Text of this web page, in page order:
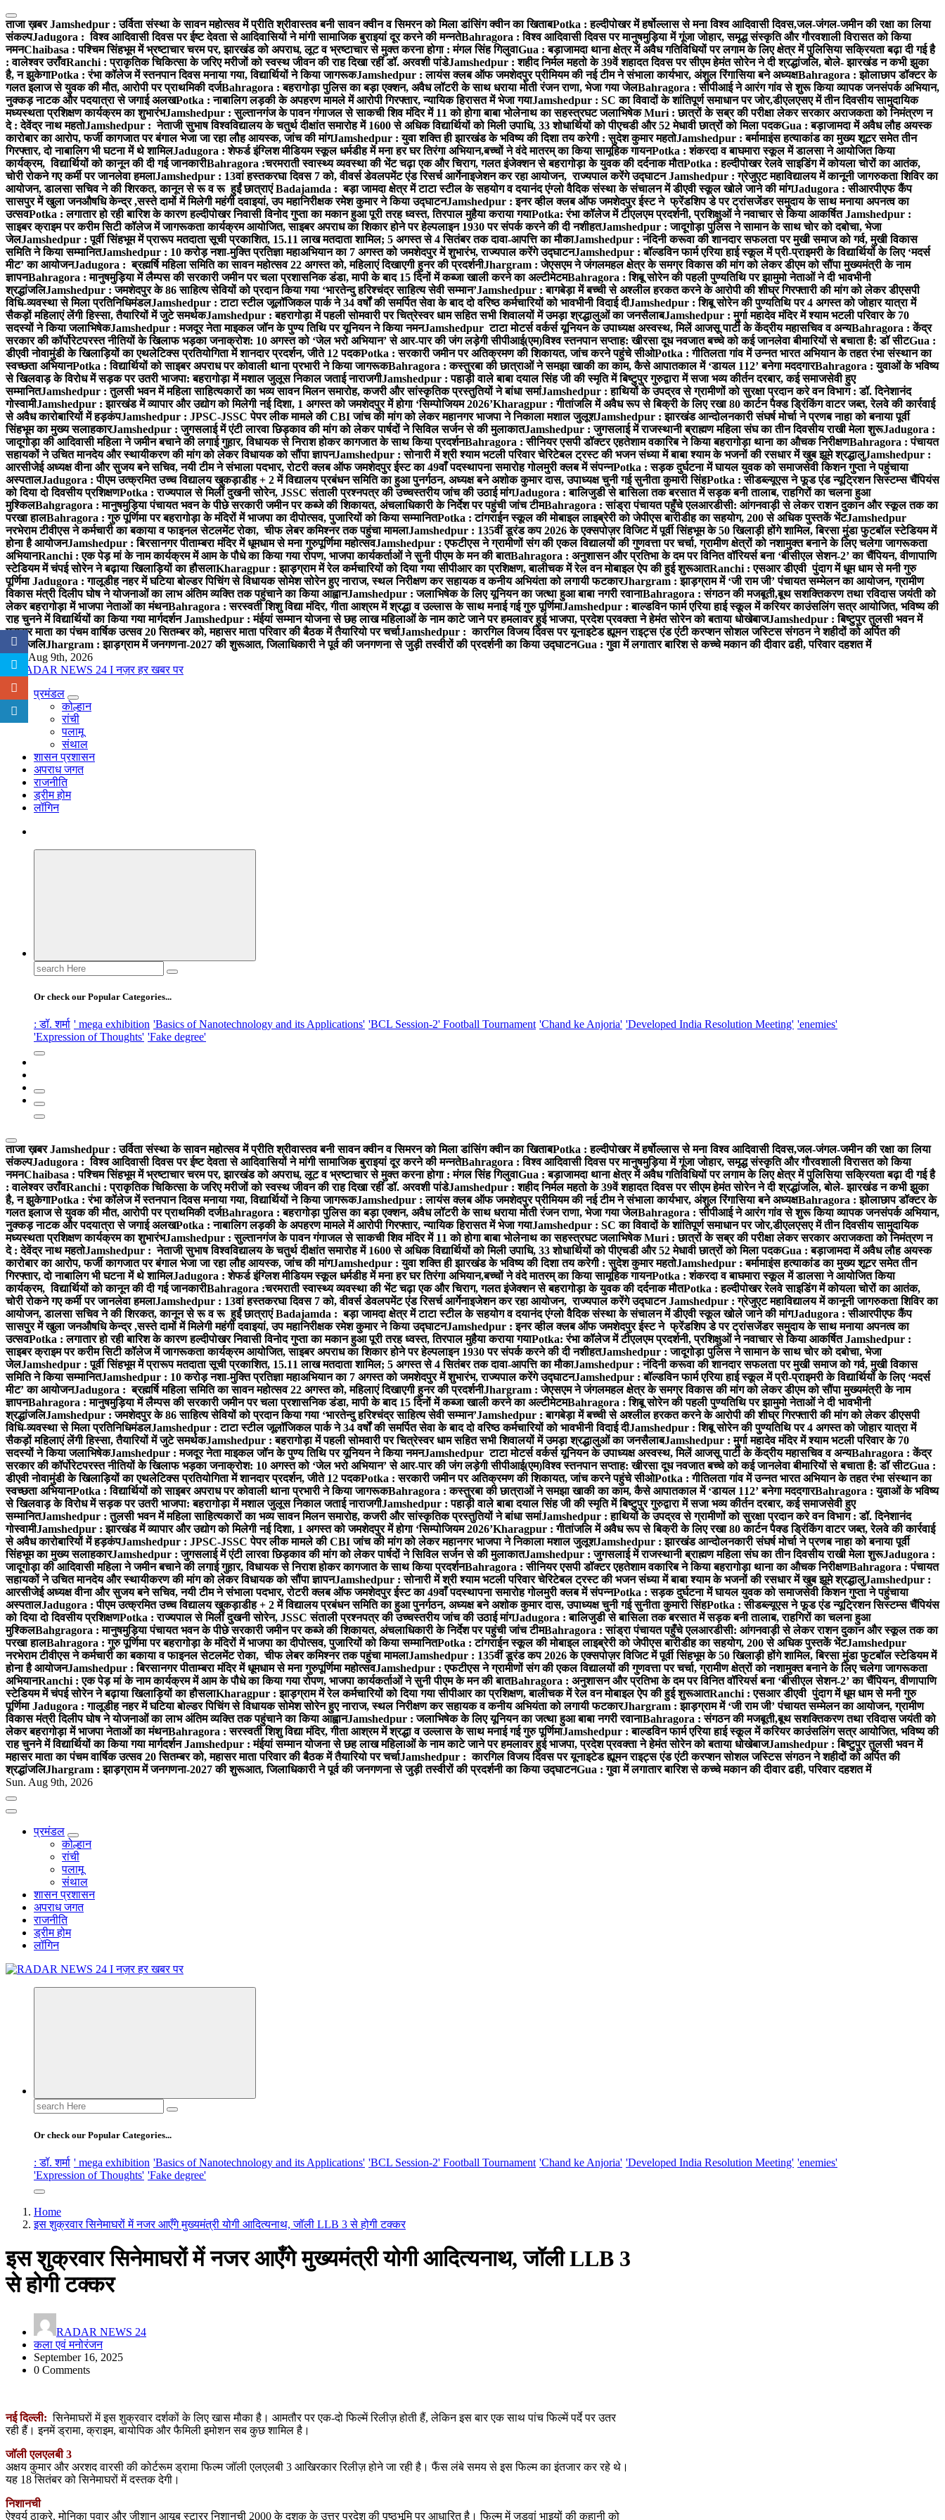
Skip
to
content
ताजा ख़बरJamshedpur : उर्विता संस्था के सावन महोत्सव में प्रीति श्रीवास्तव बनी सावन क्वीन व सिमरन को मिला डांसिंग क्वीन का खिताबPotka : हल्दीपोखर में हर्षोल्लास से मना विश्व आदिवासी दिवस,जल-जंगल-जमीन की रक्षा का लिया
संकल्पJadugora : विश्व आदिवासी दिवस पर ईष्ट देवता से आदिवासियों ने मांगी सामाजिक बुराइयां दूर करने की मन्नतेBahragora : विश्व आदिवासी दिवस पर मानुषमुड़िया में गूंजा जोहार, समृद्ध संस्कृति और गौरवशाली विरासत को किया
नमनChaibasa : पश्चिम सिंहभूम में भ्रष्टाचार चरम पर, झारखंड को अपराध, लूट व भ्रष्टाचार से मुक्त करना होगा : मंगल सिंह गिलुवाGua : बड़ाजामदा थाना क्षेत्र में अवैध गतिविधियों पर लगाम के लिए क्षेत्र में पुलिसिया सक्रियता बढ़ा दी गई है
: वालेश्वर उराँवRanchi : प्राकृतिक चिकित्सा के जरिए मरीजों को स्वस्थ जीवन की राह दिखा रहीं डॉ. अरवशी पांडेJamshedpur : शहीद निर्मल महतो के 39वें शहादत दिवस पर सीएम हेमंत सोरेन ने दी श्रद्धांजलि, बोले- झारखंड न कभी झुका
है, न झुकेगाPotka : रंभा कॉलेज में स्तनपान दिवस मनाया गया, विद्यार्थियों ने किया जागरूकJamshedpur : लायंस क्लब ऑफ जमशेदपुर प्रीमियम की नई टीम ने संभाला कार्यभार, अंशुल रिंगासिया बने अध्यक्षBahragora : झोलाछाप डॉक्टर के
गलत इलाज से युवक की मौत, आरोपी पर प्राथमिकी दर्जBahragora : बहरागोड़ा पुलिस का बड़ा एक्शन, अवैध लॉटरी के साथ धराया मोती रंजन राणा, भेजा गया जेलBahragora : सीपीआई ने आरंग गांव से शुरू किया व्यापक जनसंपर्क अभियान,
नुक्कड़ नाटक और पदयात्रा से जगाई अलखPotka : नाबालिग लड़की के अपहरण मामले में आरोपी गिरफ्तार, न्यायिक हिरासत में भेजा गयाJamshedpur : SC का विवादों के शांतिपूर्ण समाधान पर जोर,डीएलएसए में तीन दिवसीय सामुदायिक
मध्यस्थता प्रशिक्षण कार्यक्रम का शुभारंभJamshedpur : सुल्तानगंज के पावन गंगाजल से साकची शिव मंदिर में 11 को होगा बाबा भोलेनाथ का सहस्त्रघट जलाभिषेकMuri : छात्रों के सब्र की परीक्षा लेकर सरकार अराजकता को निमंत्रण न
दे : देवेंद्र नाथ महतोJamshedpur : नेताजी सुभाष विश्वविद्यालय के चतुर्थ दीक्षांत समारोह में 1600 से अधिक विद्यार्थियों को मिली उपाधि, 33 शोधार्थियों को पीएचडी और 52 मेधावी छात्रों को मिला पदकGua : बड़ाजामदा में अवैध लौह अयस्क
कारोबार का आरोप, फर्जी कागजात पर बंगाल भेजा जा रहा लौह आयस्क, जांच की मांगJamshedpur : युवा शक्ति ही झारखंड के भविष्य की दिशा तय करेगी : सुदेश कुमार महतोJamshedpur : बर्मामाइंस हत्याकांड का मुख्य शूटर समेत तीन
गिरफ्तार, दो नाबालिग भी घटना में थे शामिलJadugora : शेफर्ड इंग्लिश मीडियम स्कूल धर्मडीह में मना हर घर तिरंगा अभियान,बच्चों ने वंदे मातरम् का किया सामूहिक गायनPotka : शंकरदा व बाघमारा स्कूल में डालसा ने आयोजित किया
कार्यक्रम, विद्यार्थियों को कानून की दी गई जानकारीBahragora :चरमराती स्वास्थ्य व्यवस्था की भेंट चढ़ा एक और चिराग, गलत इंजेक्शन से बहरागोड़ा के युवक की दर्दनाक मौतPotka : हल्दीपोखर रेलवे साइडिंग में कोयला चोरों का आतंक,
चोरी रोकने गए कर्मी पर जानलेवा हमलाJamshedpur : 13वां हस्तकरघा दिवस 7 को, वीवर्स डेवलपमेंट एंड रिसर्च आर्गेनाइजेशन कर रहा आयोजन, राज्यपाल करेंगे उद्घाटनJamshedpur : ग्रेजुएट महाविद्यालय में कानूनी जागरुकता शिविर का
आयोजन, डालसा सचिव ने की शिरकत, कानून से रू व रू हुईं छात्राएंBadajamda : बड़ा जामदा क्षेत्र में टाटा स्टील के सहयोग व दयानंद एंग्लो वैदिक संस्था के संचालन में डीएवी स्कूल खोले जाने की मांगJadugora : सीआरपीएफ कैंप
सासपुर में खुला जनऔषधि केन्द्र ,सस्ते दामों में मिलेगी महंगी दवाइयां, उप महानिरीक्षक रमेश कुमार ने किया उद्घाटनJamshedpur : इनर व्हील क्लब ऑफ जमशेदपुर ईस्ट ने फ्रेंडशिप डे पर ट्रांसजेंडर समुदाय के साथ मनाया अपनत्व का
उत्सवPotka : लगातार हो रही बारिश के कारण हल्दीपोखर निवासी विनोद गुप्ता का मकान हुआ पूरी तरह ध्वस्त, तिरपाल मुहैया कराया गयाPotka: रंभा कॉलेज में टीएलएम प्रदर्शनी, प्रशिक्षुओं ने नवाचार से किया आकर्षितJamshedpur :
साइबर क्राइम पर करीम सिटी कॉलेज में जागरूकता कार्यक्रम आयोजित, साइबर अपराध का शिकार होने पर हेल्पलाइन 1930 पर संपर्क करने की दी नशीहतJamshedpur : जादूगोड़ा पुलिस ने सामान के साथ चोर को दबोचा, भेजा
जेलJamshedpur : पूर्वी सिंहभूम में प्रारूप मतदाता सूची प्रकाशित, 15.11 लाख मतदाता शामिल; 5 अगस्त से 4 सितंबर तक दावा-आपत्ति का मौकाJamshedpur : नंदिनी करूवा की शानदार सफलता पर मुखी समाज को गर्व, मुखी विकास
समिति ने किया सम्मानितJamshedpur : 10 करोड़ नशा-मुक्ति प्रतिज्ञा महाअभियान का 7 अगस्त को जमशेदपुर में शुभारंभ, राज्यपाल करेंगे उद्घाटनJamshedpur : बॉल्डविन फार्म एरिया हाई स्कूल में प्री-प्राइमरी के विद्यार्थियों के लिए ‘मदर्स
मीट’ का आयोजनJadugora : ब्रह्मर्षि महिला समिति का सावन महोत्सव 22 अगस्त को, महिलाएं दिखाएगी हुनर की प्रदर्शनीJhargram : जेएसएम ने जंगलमहल क्षेत्र के समग्र विकास की मांग को लेकर डीएम को सौंपा मुख्यमंत्री के नाम
ज्ञापनBahragora : मानुषमुड़िया में लैम्पस की सरकारी जमीन पर चला प्रशासनिक डंडा, मापी के बाद 15 दिनों में कब्जा खाली करने का अल्टीमेटमBahragora : शिबू सोरेन की पहली पुण्यतिथि पर झामुमो नेताओं ने दी भावभीनी
श्रद्धांजलिJamshedpur : जमशेदपुर के 86 साहित्य सेवियों को प्रदान किया गया ‘भारतेन्दु हरिश्चंद्र साहित्य सेवी सम्मान’Jamshedpur : बागबेड़ा में बच्ची से अश्लील हरकत करने के आरोपी की शीघ्र गिरफ्तारी की मांग को लेकर डीएसपी
विधि-व्यवस्था से मिला प्रतिनिधिमंडलJamshedpur : टाटा स्टील जूलॉजिकल पार्क ने 34 वर्षों की समर्पित सेवा के बाद दो वरिष्ठ कर्मचारियों को भावभीनी विदाई दीJamshedpur : शिबू सोरेन की पुण्यतिथि पर 4 अगस्त को जोहार यात्रा में
सैकड़ों महिलाएं लेंगी हिस्सा, तैयारियों में जुटे समर्थकJamshedpur : बहरागोड़ा में पहली सोमवारी पर चित्रेस्वर धाम सहित सभी शिवालयों में उमड़ा श्रद्धालुओं का जनसैलाबJamshedpur : मुर्गा महादेव मंदिर में श्याम भटली परिवार के 70
सदस्यों ने किया जलाभिषेकJamshedpur : मजदूर नेता माइकल जॉन के पुण्य तिथि पर यूनियन ने किया नमनJamshedpur टाटा मोटर्स वर्कर्स यूनियन के उपाध्यक्ष अस्वस्थ, मिलें आजसू पार्टी के केंद्रीय महासचिव व अन्यBahragora : केंद्र
सरकार की कॉर्पोरेटपरस्त नीतियों के खिलाफ भड़का जनाक्रोश: 10 अगस्त को ‘जेल भरो अभियान’ से आर-पार की जंग लड़ेगी सीपीआई(एम)विश्व स्तनपान सप्ताह: खीरसा दूध नवजात बच्चे को कई जानलेवा बीमारियों से बचाता है: डॉ सीटGua :
डीएवी नोवामुंडी के खिलाड़ियों का एथलेटिक्स प्रतियोगिता में शानदार प्रदर्शन, जीते 12 पदकPotka : सरकारी जमीन पर अतिक्रमण की शिकायत, जांच करने पहुंचे सीओPotka : गीतिलता गांव में उन्नत भारत अभियान के तहत रंभा संस्थान का
स्वच्छता अभियानPotka : विद्यार्थियों को साइबर अपराध पर कोवाली थाना प्रभारी ने किया जागरूकBahragora : कस्तुरबा की छात्राओं ने समझा खाकी का काम, कैसे आपातकाल में ‘डायल 112’ बनेगा मददगारBahragora : युवाओं के भविष्य
से खिलवाड़ के विरोध में सड़क पर उतरी भाजपा: बहरागोड़ा में मशाल जुलूस निकाल जताई नाराजगीJamshedpur : पहाड़ी वाले बाबा दयाल सिंह जी की स्मृति में बिष्टुपुर गुरुद्वारा में सजा भव्य कीर्तन दरबार, कई समाजसेवी हुए
सम्मानितJamshedpur : तुलसी भवन में महिला साहित्यकारों का भव्य सावन मिलन समारोह, कजरी और सांस्कृतिक प्रस्तुतियों ने बांधा समांJamshedpur : हाथियों के उपद्रव से ग्रामीणों को सुरक्षा प्रदान करे वन विभाग : डॉ. दिनेशानंद
गोस्वामीJamshedpur : झारखंड में व्यापार और उद्योग को मिलेगी नई दिशा, 1 अगस्त को जमशेदपुर में होगा ‘सिम्पोजियम 2026’Kharagpur : गीतांजलि में अवैध रूप से बिक्री के लिए रखा 80 कार्टन पैक्ड ड्रिंकिंग वाटर जब्त, रेलवे की कार्रवाई
से अवैध कारोबारियों में हड़कंपJamshedpur : JPSC-JSSC पेपर लीक मामले की CBI जांच की मांग को लेकर महानगर भाजपा ने निकाला मशाल जुलूशJamshedpur : झारखंड आन्दोलनकारी संघर्ष मोर्चा ने प्रणब नाहा को बनाया पूर्वी
सिंहभूम का मुख्य सलाहकारJamshedpur : जुगसलाई में एंटी लारवा छिड़काव की मांग को लेकर पार्षदों ने सिविल सर्जन से की मुलाकातJamshedpur : जुगसलाई में राजस्थानी ब्राह्मण महिला संघ का तीन दिवसीय राखी मेला शुरूJadugora :
जादूगोड़ा की आदिवासी महिला ने जमीन बचाने की लगाई गुहार, विधायक से निराश होकर कागजात के साथ किया प्रदर्शनBahragora : सीनियर एसपी डॉक्टर एहतेशाम वकारिब ने किया बहरागोड़ा थाना का औचक निरीक्षणBahragora : पंचायत
सहायकों ने उचित मानदेय और स्थायीकरण की मांग को लेकर विधायक को सौंपा ज्ञापनJamshedpur : सोनारी में श्री श्याम भटली परिवार चेरिटेबल ट्रस्ट की भजन संध्या में बाबा श्याम के भजनों की रसधार में खुब झूमे श्रद्धालुJamshedpur :
आरसीजेई अध्यक्ष वीना और सुजय बने सचिव, नयी टीम ने संभाला पदभार, रोटरी क्लब ऑफ जमशेदपुर ईस्ट का 49वाँ पदस्थापना समारोह गोलमुरी क्लब में संपन्नPotka : सड़क दुर्घटना में घायल युवक को समाजसेवी किशन गुप्ता ने पहुंचाया
अस्पतालJadugora : पीएम उत्क्रमित उच्च विद्यालय खुकड़ाडीह + 2 में विद्यालय प्रबंधन समिति का हुआ पुनर्गठन, अध्यक्ष बने अशोक कुमार दास, उपाध्यक्ष चुनी गई सुनीता कुमारी सिंहPotka : सीडब्ल्यूएस ने फूड एंड न्यूट्रिशन सिस्टम्स चैंपियंस
को दिया दो दिवसीय प्रशिक्षणPotka : राज्यपाल से मिलीं दुखनी सोरेन, JSSC संताली प्रश्नपत्र की उच्चस्तरीय जांच की उठाई मांगJadugora : बालिजुडी से बासिला तक बरसात में सड़क बनी तालाब, राहगिरों का चलना हुआ
मुश्किलBahgragora : मानुषमुड़िया पंचायत भवन के पीछे सरकारी जमीन पर कब्जे की शिकायत, अंचलाधिकारी के निर्देश पर पहुंची जांच टीमBahragora : सांड्रा पंचायत पहुँचे एलआरडीसी: आंगनवाड़ी से लेकर राशन दुकान और स्कूल तक का
परखा हालBahragora : गुरु पूर्णिमा पर बहरागोड़ा के मंदिरों में भाजपा का दीपोत्सव, पुजारियों को किया सम्मानितPotka : टांगराईन स्कूल की मोबाइल लाइब्रेरी को जेपीएस बारीडीह का सहयोग, 200 से अधिक पुस्तकें भेंटJamshedpur
नरभेराम टीवीएस ने कर्मचारी का बकाया व फाइनल सेटलमेंट रोका, चीफ लेबर कमिश्नर तक पहुंचा मामलाJamshedpur : 135वीं डूरंड कप 2026 के एक्सपोज़र विजिट में पूर्वी सिंहभूम के 50 खिलाड़ी होंगे शामिल, बिरसा मुंडा फुटबॉल स्टेडियम में
होना है आयोजनJamshedpur : बिरसानगर पीताम्बरा मंदिर में धूमधाम से मना गुरुपूर्णिमा महोत्सवJamshedpur : एफटीएस ने ग्रामीणों संग की एकल विद्यालयों की गुणवत्ता पर चर्चा, ग्रामीण क्षेत्रों को नशामुक्त बनाने के लिए चलेगा जागरूकता
अभियानRanchi : एक पेड़ मां के नाम कार्यक्रम में आम के पौधे का किया गया रोपण, भाजपा कार्यकर्ताओं ने सुनी पीएम के मन की बातBahragora : अनुशासन और प्रतिभा के दम पर विनित वॉरियर्स बना ‘बीसीएल सेशन-2’ का चैंपियन, वीणापाणि
स्टेडियम में चंपई सोरेन ने बढ़ाया खिलाड़ियों का हौसलाKharagpur : झाड़ग्राम में रेल कर्मचारियों को दिया गया सीपीआर का प्रशिक्षण, बालीचक में रेल वन मोबाइल ऐप की हुई शुरूआतRanchi : एसआर डीएवी पुंदाग में धूम धाम से मनी गुरु
पूर्णिमाJadugora : गालूडीह नहर में घटिया बोल्डर पिचिंग से विधायक सोमेश सोरेन हुए नाराज, स्थल निरीक्षण कर सहायक व कनीय अभियंता को लगायी फटकारJhargram : झाड़ग्राम में ‘जी राम जी’ पंचायत सम्मेलन का आयोजन, ग्रामीण
विकास मंत्री दिलीप घोष ने योजनाओं का लाभ अंतिम व्यक्ति तक पहुंचाने का किया आह्वानJamshedpur : जलाभिषेक के लिए यूनियन का जत्था हुआ बाबा नगरी रवानाBahragora : संगठन की मजबूती,बूथ सशक्तिकरण तथा रविदास जयंती को
लेकर बहरागोड़ा में भाजपा नेताओं का मंथनBahragora : सरस्वती शिशु विद्या मंदिर, गीता आश्रम में श्रद्धा व उल्लास के साथ मनाई गई गुरु पूर्णिमाJamshedpur : बाल्डविन फार्म एरिया हाई स्कूल में करियर काउंसलिंग सत्र आयोजित, भविष्य की
राह चुनने में विद्यार्थियों का किया गया मार्गदर्शनJamshedpur : मंईयां सम्मान योजना से छह लाख महिलाओं के नाम काटे जाने पर हमलावर हुई भाजपा, प्रदेश प्रवक्ता ने हेमंत सोरेन को बताया धोखेबाजJamshedpur : बिष्टुपुर तुलसी भवन में
महासर माता का पंचम वार्षिक उत्सव 20 सितम्बर को, महासर माता परिवार की बैठक में तैयारियो पर चर्चाJamshedpur : कारगिल विजय दिवस पर यूनाइटेड ह्यूमन राइट्स एंड एंटी करप्शन सोशल जस्टिस संगठन ने शहीदों को अर्पित की
श्रद्धांजलिJhargram : झाड़ग्राम में जनगणना-2027 की शुरूआत, जिलाधिकारी ने पूर्व की जनगणना से जुड़ी तस्वीरों की प्रदर्शनी का किया उद्घाटनGua : गुवा में लगातार बारिश से कच्चे मकान की दीवार ढही, परिवार दहशत में
Sun. Aug 9th, 2026
नज़र हर खबर पर
प्रमंडल
कोल्हान
रांची
पलामू
संथाल
शासन प्रशासन
अपराध जगत
राजनीति
ड्रीम होम
लॉगिन
Search
for:
Or check our Popular Categories...
: डॉ. शर्मा ' mega exhibition 'Basics of Nanotechnology and its Applications' 'BCL Session-2' Football Tournament 'Chand ke Anjoria' 'Developed India Resolution Meeting' 'enemies'
'Expression of Thoughts' 'Fake degree'
ताजा ख़बरJamshedpur : उर्विता संस्था के सावन महोत्सव में प्रीति श्रीवास्तव बनी सावन क्वीन व सिमरन को मिला डांसिंग क्वीन का खिताबPotka : हल्दीपोखर में हर्षोल्लास से मना विश्व आदिवासी दिवस,जल-जंगल-जमीन की रक्षा का लिया
संकल्पJadugora : विश्व आदिवासी दिवस पर ईष्ट देवता से आदिवासियों ने मांगी सामाजिक बुराइयां दूर करने की मन्नतेBahragora : विश्व आदिवासी दिवस पर मानुषमुड़िया में गूंजा जोहार, समृद्ध संस्कृति और गौरवशाली विरासत को किया
नमनChaibasa : पश्चिम सिंहभूम में भ्रष्टाचार चरम पर, झारखंड को अपराध, लूट व भ्रष्टाचार से मुक्त करना होगा : मंगल सिंह गिलुवाGua : बड़ाजामदा थाना क्षेत्र में अवैध गतिविधियों पर लगाम के लिए क्षेत्र में पुलिसिया सक्रियता बढ़ा दी गई है
: वालेश्वर उराँवRanchi : प्राकृतिक चिकित्सा के जरिए मरीजों को स्वस्थ जीवन की राह दिखा रहीं डॉ. अरवशी पांडेJamshedpur : शहीद निर्मल महतो के 39वें शहादत दिवस पर सीएम हेमंत सोरेन ने दी श्रद्धांजलि, बोले- झारखंड न कभी झुका
है, न झुकेगाPotka : रंभा कॉलेज में स्तनपान दिवस मनाया गया, विद्यार्थियों ने किया जागरूकJamshedpur : लायंस क्लब ऑफ जमशेदपुर प्रीमियम की नई टीम ने संभाला कार्यभार, अंशुल रिंगासिया बने अध्यक्षBahragora : झोलाछाप डॉक्टर के
गलत इलाज से युवक की मौत, आरोपी पर प्राथमिकी दर्जBahragora : बहरागोड़ा पुलिस का बड़ा एक्शन, अवैध लॉटरी के साथ धराया मोती रंजन राणा, भेजा गया जेलBahragora : सीपीआई ने आरंग गांव से शुरू किया व्यापक जनसंपर्क अभियान,
नुक्कड़ नाटक और पदयात्रा से जगाई अलखPotka : नाबालिग लड़की के अपहरण मामले में आरोपी गिरफ्तार, न्यायिक हिरासत में भेजा गयाJamshedpur : SC का विवादों के शांतिपूर्ण समाधान पर जोर,डीएलएसए में तीन दिवसीय सामुदायिक
मध्यस्थता प्रशिक्षण कार्यक्रम का शुभारंभJamshedpur : सुल्तानगंज के पावन गंगाजल से साकची शिव मंदिर में 11 को होगा बाबा भोलेनाथ का सहस्त्रघट जलाभिषेकMuri : छात्रों के सब्र की परीक्षा लेकर सरकार अराजकता को निमंत्रण न
दे : देवेंद्र नाथ महतोJamshedpur : नेताजी सुभाष विश्वविद्यालय के चतुर्थ दीक्षांत समारोह में 1600 से अधिक विद्यार्थियों को मिली उपाधि, 33 शोधार्थियों को पीएचडी और 52 मेधावी छात्रों को मिला पदकGua : बड़ाजामदा में अवैध लौह अयस्क
कारोबार का आरोप, फर्जी कागजात पर बंगाल भेजा जा रहा लौह आयस्क, जांच की मांगJamshedpur : युवा शक्ति ही झारखंड के भविष्य की दिशा तय करेगी : सुदेश कुमार महतोJamshedpur : बर्मामाइंस हत्याकांड का मुख्य शूटर समेत तीन
गिरफ्तार, दो नाबालिग भी घटना में थे शामिलJadugora : शेफर्ड इंग्लिश मीडियम स्कूल धर्मडीह में मना हर घर तिरंगा अभियान,बच्चों ने वंदे मातरम् का किया सामूहिक गायनPotka : शंकरदा व बाघमारा स्कूल में डालसा ने आयोजित किया
कार्यक्रम, विद्यार्थियों को कानून की दी गई जानकारीBahragora :चरमराती स्वास्थ्य व्यवस्था की भेंट चढ़ा एक और चिराग, गलत इंजेक्शन से बहरागोड़ा के युवक की दर्दनाक मौतPotka : हल्दीपोखर रेलवे साइडिंग में कोयला चोरों का आतंक,
चोरी रोकने गए कर्मी पर जानलेवा हमलाJamshedpur : 13वां हस्तकरघा दिवस 7 को, वीवर्स डेवलपमेंट एंड रिसर्च आर्गेनाइजेशन कर रहा आयोजन, राज्यपाल करेंगे उद्घाटनJamshedpur : ग्रेजुएट महाविद्यालय में कानूनी जागरुकता शिविर का
आयोजन, डालसा सचिव ने की शिरकत, कानून से रू व रू हुईं छात्राएंBadajamda : बड़ा जामदा क्षेत्र में टाटा स्टील के सहयोग व दयानंद एंग्लो वैदिक संस्था के संचालन में डीएवी स्कूल खोले जाने की मांगJadugora : सीआरपीएफ कैंप
सासपुर में खुला जनऔषधि केन्द्र ,सस्ते दामों में मिलेगी महंगी दवाइयां, उप महानिरीक्षक रमेश कुमार ने किया उद्घाटनJamshedpur : इनर व्हील क्लब ऑफ जमशेदपुर ईस्ट ने फ्रेंडशिप डे पर ट्रांसजेंडर समुदाय के साथ मनाया अपनत्व का
उत्सवPotka : लगातार हो रही बारिश के कारण हल्दीपोखर निवासी विनोद गुप्ता का मकान हुआ पूरी तरह ध्वस्त, तिरपाल मुहैया कराया गयाPotka: रंभा कॉलेज में टीएलएम प्रदर्शनी, प्रशिक्षुओं ने नवाचार से किया आकर्षितJamshedpur :
साइबर क्राइम पर करीम सिटी कॉलेज में जागरूकता कार्यक्रम आयोजित, साइबर अपराध का शिकार होने पर हेल्पलाइन 1930 पर संपर्क करने की दी नशीहतJamshedpur : जादूगोड़ा पुलिस ने सामान के साथ चोर को दबोचा, भेजा
जेलJamshedpur : पूर्वी सिंहभूम में प्रारूप मतदाता सूची प्रकाशित, 15.11 लाख मतदाता शामिल; 5 अगस्त से 4 सितंबर तक दावा-आपत्ति का मौकाJamshedpur : नंदिनी करूवा की शानदार सफलता पर मुखी समाज को गर्व, मुखी विकास
समिति ने किया सम्मानितJamshedpur : 10 करोड़ नशा-मुक्ति प्रतिज्ञा महाअभियान का 7 अगस्त को जमशेदपुर में शुभारंभ, राज्यपाल करेंगे उद्घाटनJamshedpur : बॉल्डविन फार्म एरिया हाई स्कूल में प्री-प्राइमरी के विद्यार्थियों के लिए ‘मदर्स
मीट’ का आयोजनJadugora : ब्रह्मर्षि महिला समिति का सावन महोत्सव 22 अगस्त को, महिलाएं दिखाएगी हुनर की प्रदर्शनीJhargram : जेएसएम ने जंगलमहल क्षेत्र के समग्र विकास की मांग को लेकर डीएम को सौंपा मुख्यमंत्री के नाम
ज्ञापनBahragora : मानुषमुड़िया में लैम्पस की सरकारी जमीन पर चला प्रशासनिक डंडा, मापी के बाद 15 दिनों में कब्जा खाली करने का अल्टीमेटमBahragora : शिबू सोरेन की पहली पुण्यतिथि पर झामुमो नेताओं ने दी भावभीनी
श्रद्धांजलिJamshedpur : जमशेदपुर के 86 साहित्य सेवियों को प्रदान किया गया ‘भारतेन्दु हरिश्चंद्र साहित्य सेवी सम्मान’Jamshedpur : बागबेड़ा में बच्ची से अश्लील हरकत करने के आरोपी की शीघ्र गिरफ्तारी की मांग को लेकर डीएसपी
विधि-व्यवस्था से मिला प्रतिनिधिमंडलJamshedpur : टाटा स्टील जूलॉजिकल पार्क ने 34 वर्षों की समर्पित सेवा के बाद दो वरिष्ठ कर्मचारियों को भावभीनी विदाई दीJamshedpur : शिबू सोरेन की पुण्यतिथि पर 4 अगस्त को जोहार यात्रा में
सैकड़ों महिलाएं लेंगी हिस्सा, तैयारियों में जुटे समर्थकJamshedpur : बहरागोड़ा में पहली सोमवारी पर चित्रेस्वर धाम सहित सभी शिवालयों में उमड़ा श्रद्धालुओं का जनसैलाबJamshedpur : मुर्गा महादेव मंदिर में श्याम भटली परिवार के 70
सदस्यों ने किया जलाभिषेकJamshedpur : मजदूर नेता माइकल जॉन के पुण्य तिथि पर यूनियन ने किया नमनJamshedpur टाटा मोटर्स वर्कर्स यूनियन के उपाध्यक्ष अस्वस्थ, मिलें आजसू पार्टी के केंद्रीय महासचिव व अन्यBahragora : केंद्र
सरकार की कॉर्पोरेटपरस्त नीतियों के खिलाफ भड़का जनाक्रोश: 10 अगस्त को ‘जेल भरो अभियान’ से आर-पार की जंग लड़ेगी सीपीआई(एम)विश्व स्तनपान सप्ताह: खीरसा दूध नवजात बच्चे को कई जानलेवा बीमारियों से बचाता है: डॉ सीटGua :
डीएवी नोवामुंडी के खिलाड़ियों का एथलेटिक्स प्रतियोगिता में शानदार प्रदर्शन, जीते 12 पदकPotka : सरकारी जमीन पर अतिक्रमण की शिकायत, जांच करने पहुंचे सीओPotka : गीतिलता गांव में उन्नत भारत अभियान के तहत रंभा संस्थान का
स्वच्छता अभियानPotka : विद्यार्थियों को साइबर अपराध पर कोवाली थाना प्रभारी ने किया जागरूकBahragora : कस्तुरबा की छात्राओं ने समझा खाकी का काम, कैसे आपातकाल में ‘डायल 112’ बनेगा मददगारBahragora : युवाओं के भविष्य
से खिलवाड़ के विरोध में सड़क पर उतरी भाजपा: बहरागोड़ा में मशाल जुलूस निकाल जताई नाराजगीJamshedpur : पहाड़ी वाले बाबा दयाल सिंह जी की स्मृति में बिष्टुपुर गुरुद्वारा में सजा भव्य कीर्तन दरबार, कई समाजसेवी हुए
सम्मानितJamshedpur : तुलसी भवन में महिला साहित्यकारों का भव्य सावन मिलन समारोह, कजरी और सांस्कृतिक प्रस्तुतियों ने बांधा समांJamshedpur : हाथियों के उपद्रव से ग्रामीणों को सुरक्षा प्रदान करे वन विभाग : डॉ. दिनेशानंद
गोस्वामीJamshedpur : झारखंड में व्यापार और उद्योग को मिलेगी नई दिशा, 1 अगस्त को जमशेदपुर में होगा ‘सिम्पोजियम 2026’Kharagpur : गीतांजलि में अवैध रूप से बिक्री के लिए रखा 80 कार्टन पैक्ड ड्रिंकिंग वाटर जब्त, रेलवे की कार्रवाई
से अवैध कारोबारियों में हड़कंपJamshedpur : JPSC-JSSC पेपर लीक मामले की CBI जांच की मांग को लेकर महानगर भाजपा ने निकाला मशाल जुलूशJamshedpur : झारखंड आन्दोलनकारी संघर्ष मोर्चा ने प्रणब नाहा को बनाया पूर्वी
सिंहभूम का मुख्य सलाहकारJamshedpur : जुगसलाई में एंटी लारवा छिड़काव की मांग को लेकर पार्षदों ने सिविल सर्जन से की मुलाकातJamshedpur : जुगसलाई में राजस्थानी ब्राह्मण महिला संघ का तीन दिवसीय राखी मेला शुरूJadugora :
जादूगोड़ा की आदिवासी महिला ने जमीन बचाने की लगाई गुहार, विधायक से निराश होकर कागजात के साथ किया प्रदर्शनBahragora : सीनियर एसपी डॉक्टर एहतेशाम वकारिब ने किया बहरागोड़ा थाना का औचक निरीक्षणBahragora : पंचायत
सहायकों ने उचित मानदेय और स्थायीकरण की मांग को लेकर विधायक को सौंपा ज्ञापनJamshedpur : सोनारी में श्री श्याम भटली परिवार चेरिटेबल ट्रस्ट की भजन संध्या में बाबा श्याम के भजनों की रसधार में खुब झूमे श्रद्धालुJamshedpur :
आरसीजेई अध्यक्ष वीना और सुजय बने सचिव, नयी टीम ने संभाला पदभार, रोटरी क्लब ऑफ जमशेदपुर ईस्ट का 49वाँ पदस्थापना समारोह गोलमुरी क्लब में संपन्नPotka : सड़क दुर्घटना में घायल युवक को समाजसेवी किशन गुप्ता ने पहुंचाया
अस्पतालJadugora : पीएम उत्क्रमित उच्च विद्यालय खुकड़ाडीह + 2 में विद्यालय प्रबंधन समिति का हुआ पुनर्गठन, अध्यक्ष बने अशोक कुमार दास, उपाध्यक्ष चुनी गई सुनीता कुमारी सिंहPotka : सीडब्ल्यूएस ने फूड एंड न्यूट्रिशन सिस्टम्स चैंपियंस
को दिया दो दिवसीय प्रशिक्षणPotka : राज्यपाल से मिलीं दुखनी सोरेन, JSSC संताली प्रश्नपत्र की उच्चस्तरीय जांच की उठाई मांगJadugora : बालिजुडी से बासिला तक बरसात में सड़क बनी तालाब, राहगिरों का चलना हुआ
मुश्किलBahgragora : मानुषमुड़िया पंचायत भवन के पीछे सरकारी जमीन पर कब्जे की शिकायत, अंचलाधिकारी के निर्देश पर पहुंची जांच टीमBahragora : सांड्रा पंचायत पहुँचे एलआरडीसी: आंगनवाड़ी से लेकर राशन दुकान और स्कूल तक का
परखा हालBahragora : गुरु पूर्णिमा पर बहरागोड़ा के मंदिरों में भाजपा का दीपोत्सव, पुजारियों को किया सम्मानितPotka : टांगराईन स्कूल की मोबाइल लाइब्रेरी को जेपीएस बारीडीह का सहयोग, 200 से अधिक पुस्तकें भेंटJamshedpur
नरभेराम टीवीएस ने कर्मचारी का बकाया व फाइनल सेटलमेंट रोका, चीफ लेबर कमिश्नर तक पहुंचा मामलाJamshedpur : 135वीं डूरंड कप 2026 के एक्सपोज़र विजिट में पूर्वी सिंहभूम के 50 खिलाड़ी होंगे शामिल, बिरसा मुंडा फुटबॉल स्टेडियम में
होना है आयोजनJamshedpur : बिरसानगर पीताम्बरा मंदिर में धूमधाम से मना गुरुपूर्णिमा महोत्सवJamshedpur : एफटीएस ने ग्रामीणों संग की एकल विद्यालयों की गुणवत्ता पर चर्चा, ग्रामीण क्षेत्रों को नशामुक्त बनाने के लिए चलेगा जागरूकता
अभियानRanchi : एक पेड़ मां के नाम कार्यक्रम में आम के पौधे का किया गया रोपण, भाजपा कार्यकर्ताओं ने सुनी पीएम के मन की बातBahragora : अनुशासन और प्रतिभा के दम पर विनित वॉरियर्स बना ‘बीसीएल सेशन-2’ का चैंपियन, वीणापाणि
स्टेडियम में चंपई सोरेन ने बढ़ाया खिलाड़ियों का हौसलाKharagpur : झाड़ग्राम में रेल कर्मचारियों को दिया गया सीपीआर का प्रशिक्षण, बालीचक में रेल वन मोबाइल ऐप की हुई शुरूआतRanchi : एसआर डीएवी पुंदाग में धूम धाम से मनी गुरु
पूर्णिमाJadugora : गालूडीह नहर में घटिया बोल्डर पिचिंग से विधायक सोमेश सोरेन हुए नाराज, स्थल निरीक्षण कर सहायक व कनीय अभियंता को लगायी फटकारJhargram : झाड़ग्राम में ‘जी राम जी’ पंचायत सम्मेलन का आयोजन, ग्रामीण
विकास मंत्री दिलीप घोष ने योजनाओं का लाभ अंतिम व्यक्ति तक पहुंचाने का किया आह्वानJamshedpur : जलाभिषेक के लिए यूनियन का जत्था हुआ बाबा नगरी रवानाBahragora : संगठन की मजबूती,बूथ सशक्तिकरण तथा रविदास जयंती को
लेकर बहरागोड़ा में भाजपा नेताओं का मंथनBahragora : सरस्वती शिशु विद्या मंदिर, गीता आश्रम में श्रद्धा व उल्लास के साथ मनाई गई गुरु पूर्णिमाJamshedpur : बाल्डविन फार्म एरिया हाई स्कूल में करियर काउंसलिंग सत्र आयोजित, भविष्य की
राह चुनने में विद्यार्थियों का किया गया मार्गदर्शनJamshedpur : मंईयां सम्मान योजना से छह लाख महिलाओं के नाम काटे जाने पर हमलावर हुई भाजपा, प्रदेश प्रवक्ता ने हेमंत सोरेन को बताया धोखेबाजJamshedpur : बिष्टुपुर तुलसी भवन में
महासर माता का पंचम वार्षिक उत्सव 20 सितम्बर को, महासर माता परिवार की बैठक में तैयारियो पर चर्चाJamshedpur : कारगिल विजय दिवस पर यूनाइटेड ह्यूमन राइट्स एंड एंटी करप्शन सोशल जस्टिस संगठन ने शहीदों को अर्पित की
श्रद्धांजलिJhargram : झाड़ग्राम में जनगणना-2027 की शुरूआत, जिलाधिकारी ने पूर्व की जनगणना से जुड़ी तस्वीरों की प्रदर्शनी का किया उद्घाटनGua : गुवा में लगातार बारिश से कच्चे मकान की दीवार ढही, परिवार दहशत में
Sun. Aug 9th, 2026
प्रमंडल
कोल्हान
रांची
पलामू
संथाल
शासन प्रशासन
अपराध जगत
राजनीति
ड्रीम होम
लॉगिन
Search
for:
Or check our Popular Categories...
: डॉ. शर्मा ' mega exhibition 'Basics of Nanotechnology and its Applications' 'BCL Session-2' Football Tournament 'Chand ke Anjoria' 'Developed India Resolution Meeting' 'enemies'
'Expression of Thoughts' 'Fake degree'
Home
इस शुक्रवार सिनेमाघरों में नजर आएँगे मुख्यमंत्री योगी आदित्यनाथ, जॉली LLB 3 से होगी टक्कर
इस शुक्रवार सिनेमाघरों में नजर आएँगे मुख्यमंत्री योगी आदित्यनाथ, जॉली LLB 3
से होगी टक्कर
RADAR NEWS 24
कला एवं मनोरंजन
September 16, 2025
0 Comments
नई दिल्ली: सिनेमाघरों में इस शुक्रवार दर्शकों के लिए खास मौका है। आमतौर पर एक-दो फिल्में रिलीज़ होती हैं, लेकिन इस बार एक साथ पांच फिल्में पर्दे पर उतर
रही हैं। इनमें ड्रामा, क्राइम, बायोपिक और फैमिली इमोशन सब कुछ शामिल है।
जॉली एलएलबी 3
अक्षय कुमार और अरशद वारसी की कोर्टरूम ड्रामा फिल्म जॉली एलएलबी 3 आखिरकार रिलीज़ होने जा रही है। फैंस लंबे समय से इस फिल्म का इंतजार कर रहे थे।
यह 18 सितंबर को सिनेमाघरों में दस्तक देगी।
निशानची
ऐश्वर्य ठाकरे, मोनिका पवार और जीशान आयूब स्टारर निशानची 2000 के दशक के उत्तर प्रदेश की पृष्ठभूमि पर आधारित है। फिल्म में जुड़वां भाइयों की कहानी को